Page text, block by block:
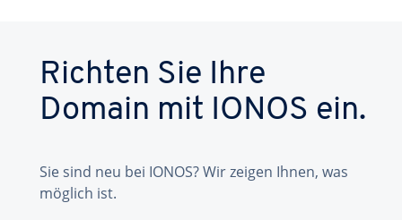
Richten Sie Ihre
Domain mit IONOS ein.
Sie sind neu bei IONOS? Wir zeigen Ihnen, was
möglich ist.